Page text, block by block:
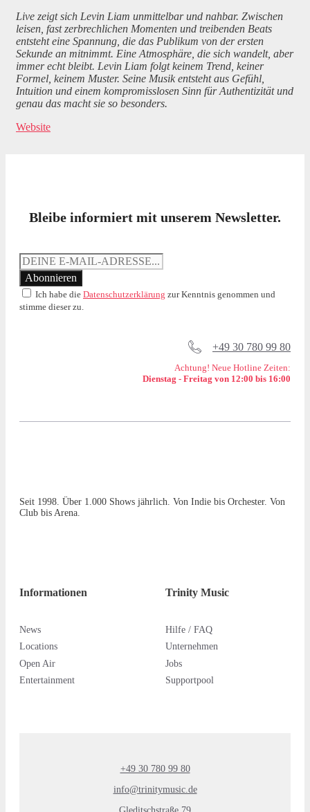
Live zeigt sich Levin Liam unmittelbar und nahbar. Zwischen
leisen, fast zerbrechlichen Momenten und treibenden Beats
entsteht eine Spannung, die das Publikum von der ersten
Sekunde an mitnimmt. Eine Atmosphäre, die sich wandelt, aber
immer echt bleibt. Levin Liam folgt keinem Trend, keiner
Formel, keinem Muster. Seine Musik entsteht aus Gefühl,
Intuition und einem kompromisslosen Sinn für Authentizität und
genau das macht sie so besonders.
Website
Bleibe informiert mit unserem Newsletter.
Ich habe die Datenschutzerklärung zur Kenntnis genommen und
stimme dieser zu.
+49 30 780 99 80
Achtung! Neue Hotline Zeiten:
Dienstag - Freitag von 12:00 bis 16:00
Seit 1998. Über 1.000 Shows jährlich. Von Indie bis Orchester. Von
Club bis Arena.
Informationen
News
Locations
Open Air
Entertainment
Trinity Music
Hilfe / FAQ
Unternehmen
Jobs
Supportpool
+49 30 780 99 80
info@trinitymusic.de